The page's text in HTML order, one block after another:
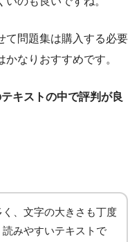
て問題集は購入する必要
なりおすすめです。
キストの中で評判が良
、文字の大きさも丁度
みやすいテキストで